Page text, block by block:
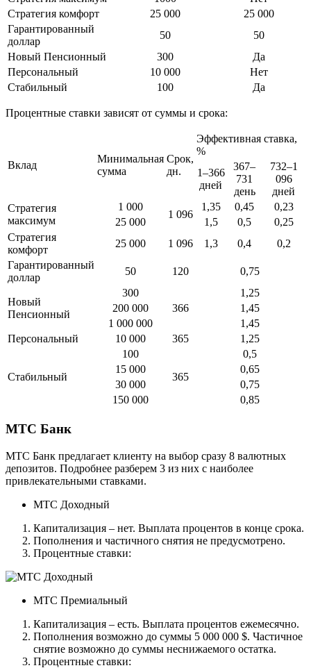
Стратегия комфорт
25 000
25 000
Гарантированный
доллар
50
50
Новый Пенсионный
300
Да
Персональный
10 000
Нет
Стабильный
100 Да
Процентные ставки зависят от суммы и срока:
Вклад
Минимальная
сумма
Срок,
дн.
Эффективная ставка,
%
1–366
дней
367–
731
день
732–1
096
дней
Стратегия
максимум
1 000
1 096
1,35 0,45
0,23
25 000
1,5 0,5
0,25
Стратегия
комфорт
25 000 1 096 1,3 0,4
0,2
Гарантированный
доллар
50 120 0,75
Новый
Пенсионный
300
366
1,25
200 000
1,45
1 000 000
1,45
Персональный
10 000 365 1,25
Стабильный
100
365
0,5
15 000
0,65
30 000
0,75
150 000
0,85
МТС Банк
МТС Банк предлагает клиенту на выбор сразу 8 валютных
депозитов. Подробнее разберем 3 из них с наиболее
привлекательными ставками.
МТС Доходный
Капитализация – нет. Выплата процентов в конце срока.
Пополнения и частичного снятия не предусмотрено.
Процентные ставки:
МТС Премиальный
Капитализация – есть. Выплата процентов ежемесячно.
Пополнения возможно до суммы 5 000 000 $. Частичное
снятие возможно до суммы неснижаемого остатка.
Процентные ставки: